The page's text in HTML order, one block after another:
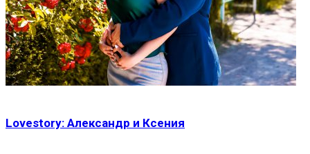
Lovestory: Александр и Ксения